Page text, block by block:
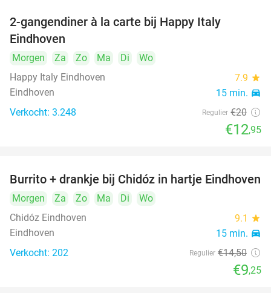
2-gangendiner à la carte bij Happy Italy
Eindhoven
Morgen Za Zo Ma Di
Wo
Happy Italy Eindhoven
7.9 star
Eindhoven 15 min. directions_car
Verkocht: 3.248 Regulier €20
€12,95
36%
Burrito + drankje bij Chidóz in hartje Eindhoven
Morgen Za Zo Ma Di
Wo
Chidóz Eindhoven
9.1 star
Eindhoven 15 min. directions_car
Verkocht: 202 Regulier €14,50
€9,25